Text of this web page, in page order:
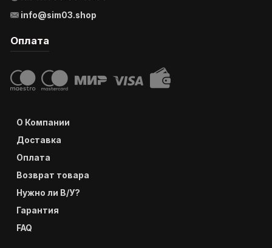
info@sim03.shop
Оплата
О Компании
Доставка
Оплата
Возврат товара
Нужно ли В/У?
Гарантия
FAQ